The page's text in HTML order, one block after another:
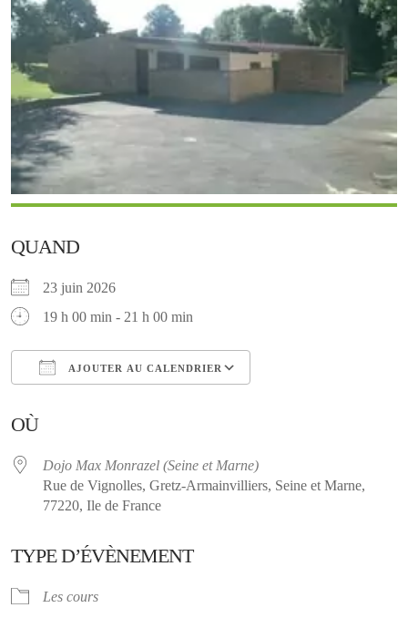
QUAND
23 juin 2026
19 h 00 min - 21 h 00 min
AJOUTER AU CALENDRIER
OÙ
Dojo Max Monrazel (Seine et Marne)
Rue de Vignolles, Gretz-Armainvilliers, Seine et Marne,
77220, Ile de France
TYPE D’ÉVÈNEMENT
Les cours